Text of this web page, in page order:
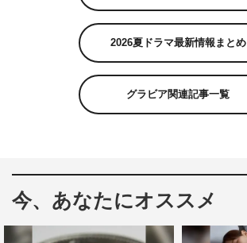
2026夏ドラマ最新情報まとめ
グラビア関連記事一覧
今、あなたにオススメ